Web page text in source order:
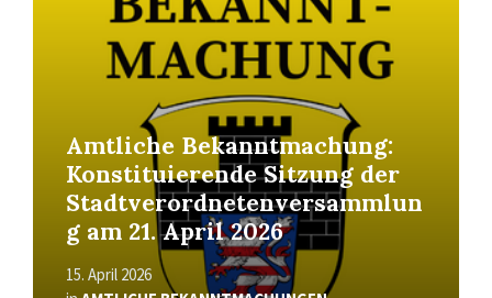
Amtliche Bekanntmachung:
Konstituierende Sitzung der
Stadtverordnetenversammlun
g am 21. April 2026
15. April 2026